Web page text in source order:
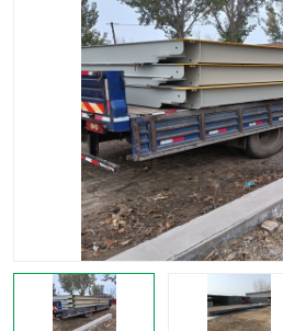
烘干机
装载机电子秤
半自动输送机
冷却塔
撕碎机
塑料撕碎机